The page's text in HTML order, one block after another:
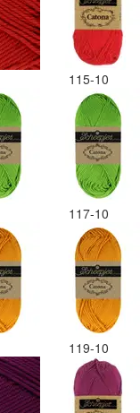
115-10
117-10
119-10